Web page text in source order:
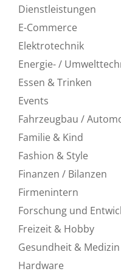
Dienstleistungen
E-Commerce
Elektrotechnik
Energie- /
Essen & Trinken
Events
Fahrzeugbau /
Familie & Kind
Fashion & Style
Finanzen / Bilanzen
Firmenintern
Forschung und
Freizeit & Hobby
Gesundheit & Medizin
Hardware